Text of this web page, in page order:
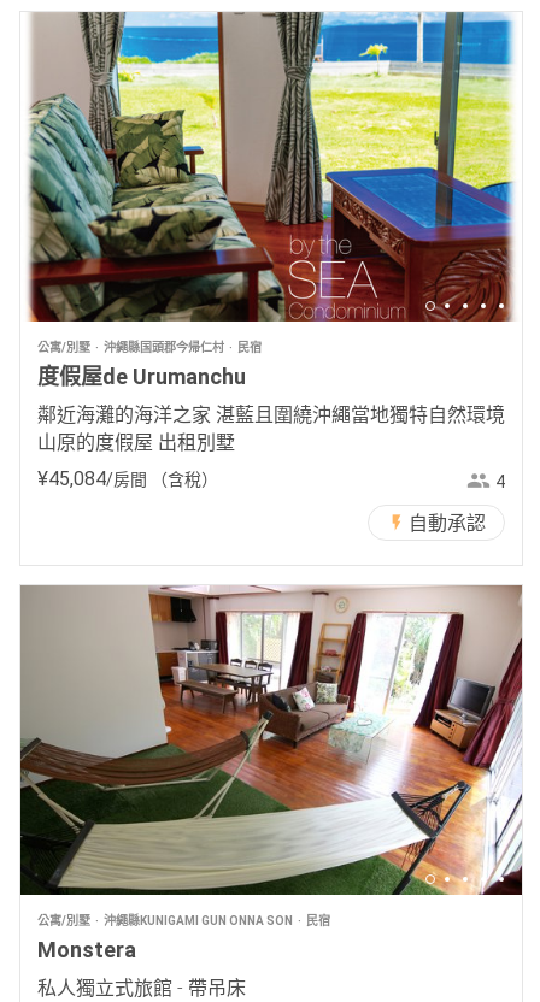
公寓/別墅 沖繩縣国頭郡今帰仁村 民宿
度假屋de Urumanchu
鄰近海灘的海洋之家 湛藍且圍繞沖繩當地獨特自然環境
山原的度假屋 出租別墅
¥45,084/房間 （含稅） 4
自動承認
公寓/別墅 沖繩縣KUNIGAMI GUN ONNA SON 民宿
Monstera
私人獨立式旅館 - 帶吊床